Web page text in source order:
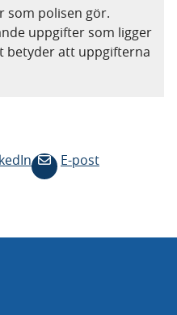
som polisen gör.
uppgifter som ligger
betyder att uppgifterna
E-post